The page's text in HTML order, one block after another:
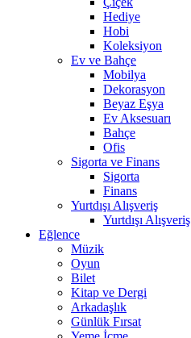
Hediye
Hobi
Koleksiyon
Ev ve Bahçe
Mobilya
Dekorasyon
Beyaz Eşya
Ev Aksesuarı
Bahçe
Ofis
Sigorta ve Finans
Sigorta
Finans
Yurtdışı Alışveriş
Yurtdışı Alışveriş
Eğlence
Müzik
Oyun
Bilet
Kitap ve Dergi
Arkadaşlık
Günlük Fırsat